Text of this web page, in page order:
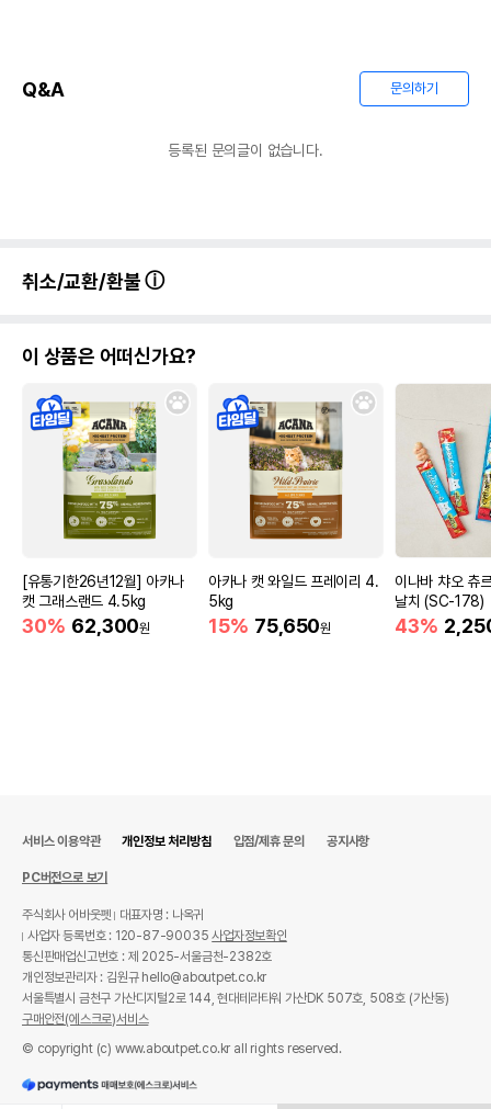
Q&A 문의하기
등록된 문의글이 없습니다.
취소/교환/환불
이 상품은 어떠신가요?
[유통기한26년12월] 아카나
캣 그래스랜드 4.5kg
30% 62,300원
아카나 캣 와일드 프레이리 4.
5kg
15% 75,650원
이나바 챠오 츄
날치 (SC-178)
43%
서비스 이용약관 개인정보 처리방침 입점/제휴 문의 공지사항
PC버전으로 보기
주식회사 어바웃펫
대표자명 : 나옥귀
사업자 등록번호 : 120-87-90035사업자정보확인
통신판매업신고번호 : 제 2025-서울금천-2382호
개인정보관리자 : 김원규 hello@aboutpet.co.kr
서울특별시 금천구 가산디지털2로 144, 현대테라타워 가산DK 507호, 508호 (가산동)
구매안전(에스크로)서비스
© copyright (c) www.aboutpet.co.kr all rights reserved.